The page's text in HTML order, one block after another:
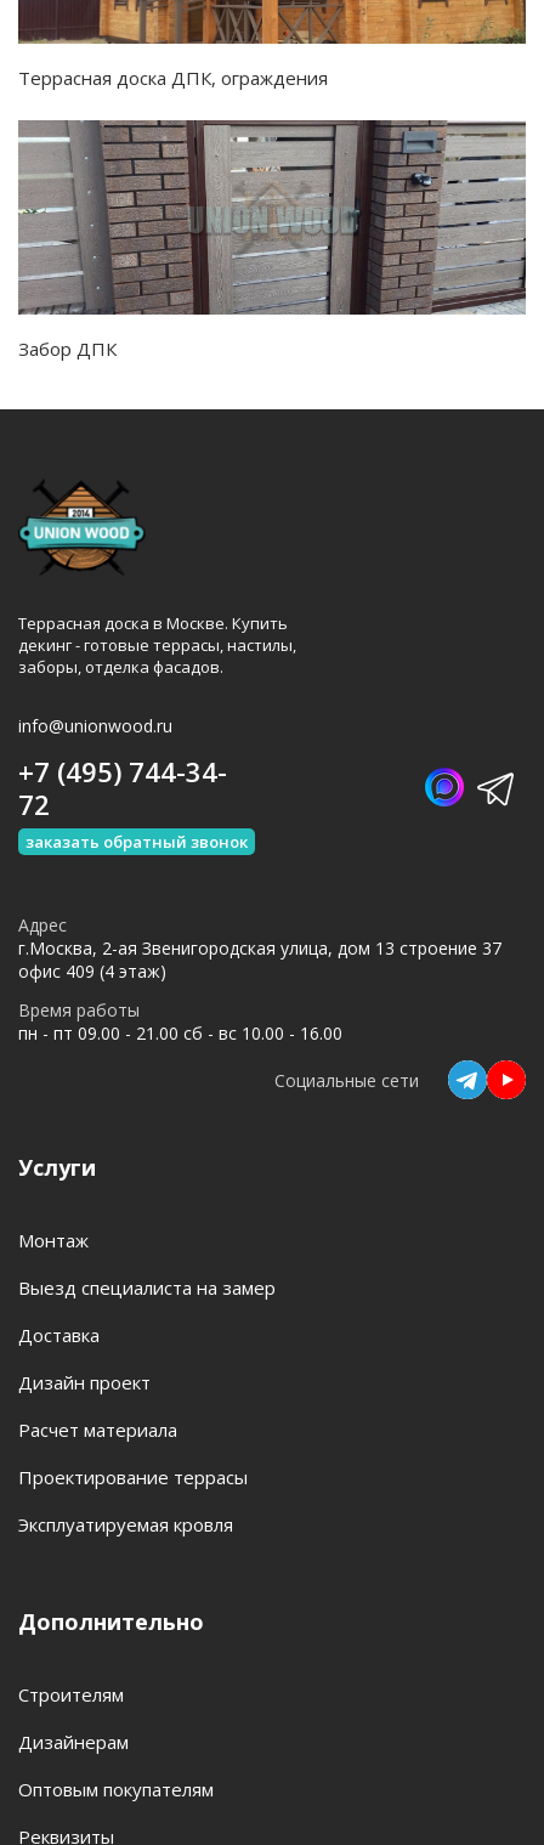
Террасная доска ДПК, ограждения
Забор ДПК
Террасная доска в Москве. Купить
декинг - готовые террасы, настилы,
заборы, отделка фасадов.
info@unionwood.ru
Услуги
Монтаж
Выезд специалиста на замер
Доставка
Дизайн проект
Расчет материала
Проектирование террасы
Эксплуатируемая кровля
Дополнительно
Строителям
Дизайнерам
Оптовым покупателям
Реквизиты
+7 (495) 744-34-
72
заказать обратный звонок
Адрес
г.Москва, 2-ая Звенигородская улица, дом 13 строение 37
офис 409 (4 этаж)
Время работы
пн - пт 09.00 - 21.00 сб - вс 10.00 - 16.00
Социальные сети